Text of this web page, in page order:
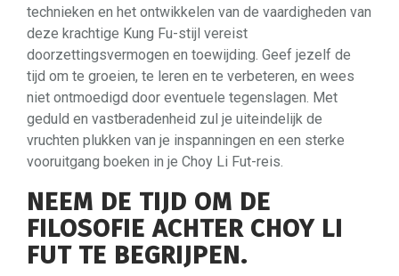
technieken en het ontwikkelen van de vaardigheden van
deze krachtige Kung Fu-stijl vereist
doorzettingsvermogen en toewijding. Geef jezelf de
tijd om te groeien, te leren en te verbeteren, en wees
niet ontmoedigd door eventuele tegenslagen. Met
geduld en vastberadenheid zul je uiteindelijk de
vruchten plukken van je inspanningen en een sterke
vooruitgang boeken in je Choy Li Fut-reis.
NEEM DE TIJD OM DE
FILOSOFIE ACHTER CHOY LI
FUT TE BEGRIJPEN.